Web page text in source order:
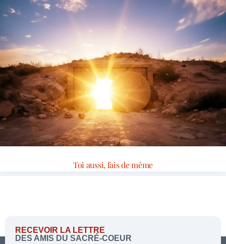
Toi aussi, fais de même
RECEVOIR LA LETTRE
DES AMIS DU SACRÉ-COEUR